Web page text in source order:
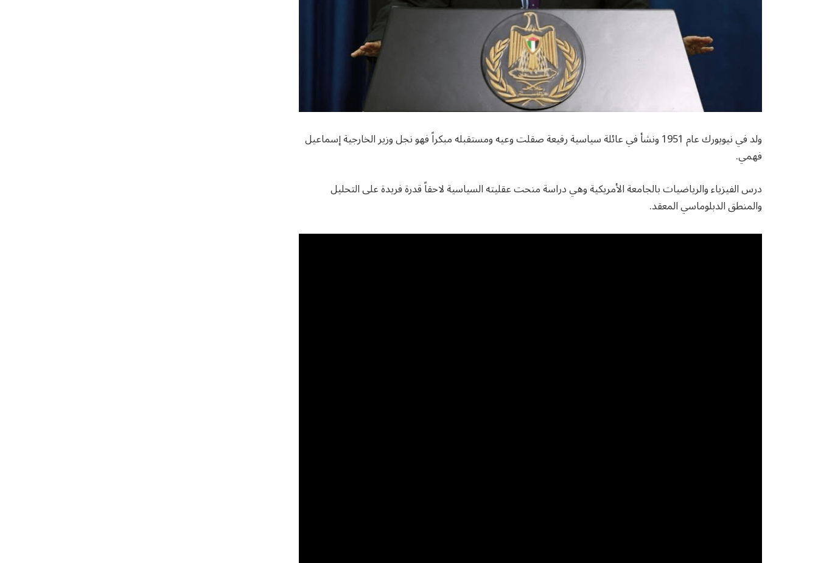
ولد في نيويورك عام 1951 ونشأ في عائلة سياسية رفيعة صقلت وعيه ومستقبله مبكراً فهو نجل وزير الخارجية إسماعيل
فهمي.
درس الفيزياء والرياضيات بالجامعة الأمريكية وهي دراسة منحت عقليته السياسية لاحقاً قدرة فريدة على التحليل
والمنطق الدبلوماسي المعقد.